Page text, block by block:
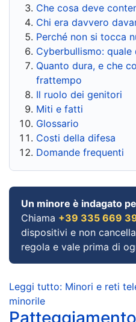
Che cosa deve
Chi era davvero
Perché non si tocca
Cyberbullismo: quale
Quanto dura, e che
frattempo
Il ruolo dei genitori
Miti e fatti
Glossario
Costi della difesa
Domande frequenti
Un minore è indagato
Chiama +39 335 669
dispositivi e non
regola e vale prima di
Leggi tutto: Minori e reti
minorile